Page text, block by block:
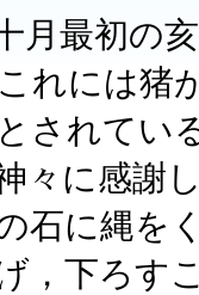
月最初の
れには猪
されてい
々に感謝
石に縄を
，下ろす